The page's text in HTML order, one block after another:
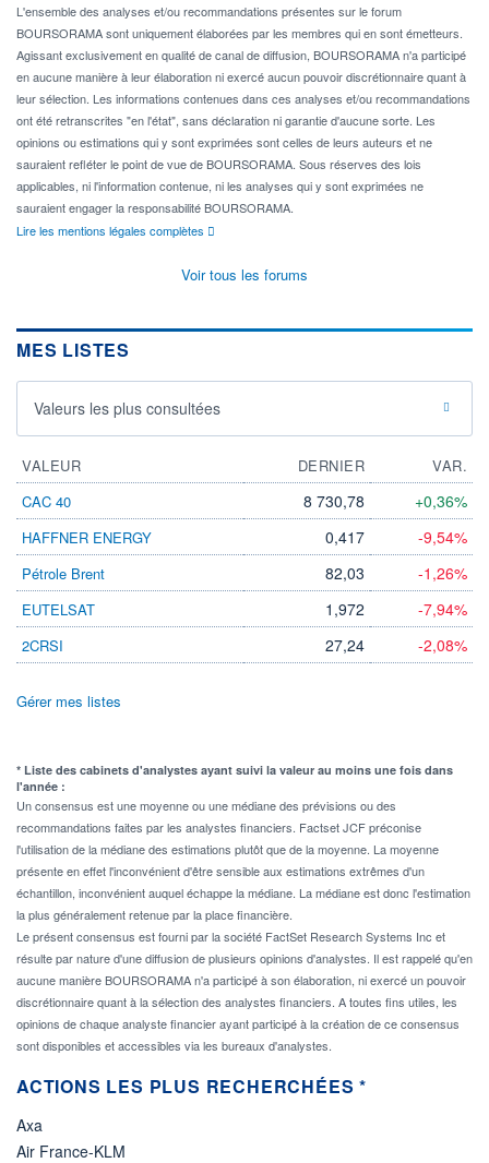
L'ensemble des analyses et/ou recommandations présentes sur le forum
BOURSORAMA sont uniquement élaborées par les membres qui en sont émetteurs.
Agissant exclusivement en qualité de canal de diffusion, BOURSORAMA n'a participé
en aucune manière à leur élaboration ni exercé aucun pouvoir discrétionnaire quant à
leur sélection. Les informations contenues dans ces analyses et/ou recommandations
ont été retranscrites "en l'état", sans déclaration ni garantie d'aucune sorte. Les
opinions ou estimations qui y sont exprimées sont celles de leurs auteurs et ne
sauraient refléter le point de vue de BOURSORAMA. Sous réserves des lois
applicables, ni l'information contenue, ni les analyses qui y sont exprimées ne
sauraient engager la responsabilité BOURSORAMA.
Lire les mentions légales complètes
Voir tous les forums
MES LISTES
Valeurs les plus consultées
VALEUR DERNIER
VAR.
CAC 40
8 730,78 +0,36%
HAFFNER ENERGY 0,417 -9,54%
Pétrole Brent 82,03 -1,26%
EUTELSAT 1,972 -7,94%
2CRSI 27,24 -2,08%
Gérer mes listes
* Liste des cabinets d'analystes ayant suivi la valeur au moins une fois dans
l'année :
Un consensus est une moyenne ou une médiane des prévisions ou des
recommandations faites par les analystes financiers. Factset JCF préconise
l'utilisation de la médiane des estimations plutôt que de la moyenne. La moyenne
présente en effet l'inconvénient d'être sensible aux estimations extrêmes d'un
échantillon, inconvénient auquel échappe la médiane. La médiane est donc l'estimation
la plus généralement retenue par la place financière.
Le présent consensus est fourni par la société FactSet Research Systems Inc et
résulte par nature d'une diffusion de plusieurs opinions d'analystes. Il est rappelé qu'en
aucune manière BOURSORAMA n'a participé à son élaboration, ni exercé un pouvoir
discrétionnaire quant à la sélection des analystes financiers. A toutes fins utiles, les
opinions de chaque analyste financier ayant participé à la création de ce consensus
sont disponibles et accessibles via les bureaux d'analystes.
ACTIONS LES PLUS RECHERCHÉES *
Axa
Air France-KLM